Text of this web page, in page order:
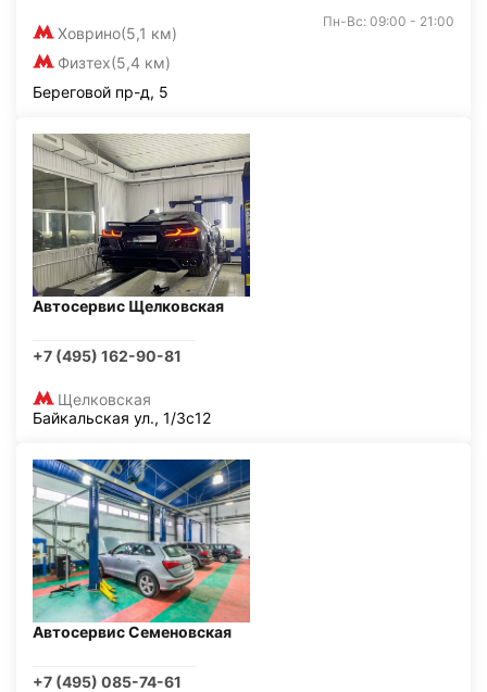
Ховрино(5,1 км)
Физтех(5,4 км)
Пн-Вс: 09:00 - 21:00
Береговой пр-д, 5
Автосервис Щелковская
+7 (495) 162-90-81
Щелковская
Байкальская ул., 1/3с12
Автосервис Семеновская
+7 (495) 085-74-61